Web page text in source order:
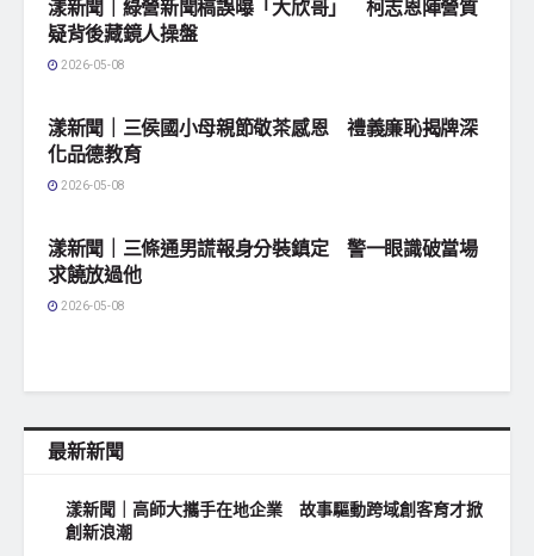
漾新聞｜綠營新聞稿誤曝「大欣哥」 柯志恩陣營質
疑背後藏鏡人操盤
2026-05-08
漾新聞｜三侯國小母親節敬茶感恩 禮義廉恥揭牌深
化品德教育
2026-05-08
漾新聞｜三條通男謊報身分裝鎮定 警一眼識破當場
求饒放過他
2026-05-08
最新新聞
漾新聞｜高師大攜手在地企業 故事驅動跨域創客育才掀
創新浪潮